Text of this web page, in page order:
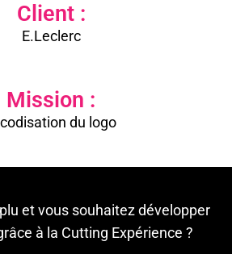
Client :
E.Leclerc
Mission :
du logo
et vous souhaitez développer
à la Cutting Expérience ?